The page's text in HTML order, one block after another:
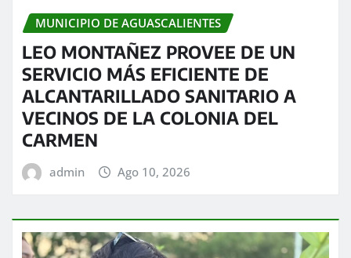
MUNICIPIO DE AGUASCALIENTES
LEO MONTAÑEZ PROVEE DE UN
SERVICIO MÁS EFICIENTE DE
ALCANTARILLADO SANITARIO A
VECINOS DE LA COLONIA DEL
CARMEN
admin Ago 10, 2026